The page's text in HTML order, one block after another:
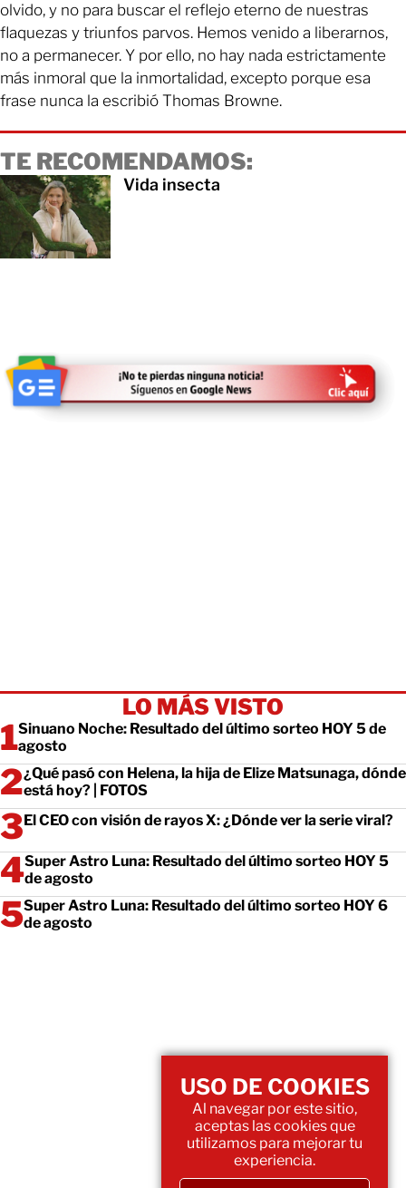
olvido, y no para buscar el reflejo eterno de nuestras
flaquezas y triunfos parvos. Hemos venido a liberarnos,
no a permanecer. Y por ello, no hay nada estrictamente
más inmoral que la inmortalidad, excepto porque esa
frase nunca la escribió Thomas Browne.
TE RECOMENDAMOS:
Vida insecta
LO MÁS VISTO
Sinuano Noche: Resultado del último sorteo HOY 5 de
agosto
¿Qué pasó con Helena, la hija de Elize Matsunaga, dónde
está hoy? | FOTOS
El CEO con visión de rayos X: ¿Dónde ver la serie viral?
Super Astro Luna: Resultado del último sorteo HOY 5
de agosto
Super Astro Luna: Resultado del último sorteo HOY 6
de agosto
USO DE COOKIES
Al navegar por este sitio,
aceptas las cookies que
utilizamos para mejorar tu
experiencia.